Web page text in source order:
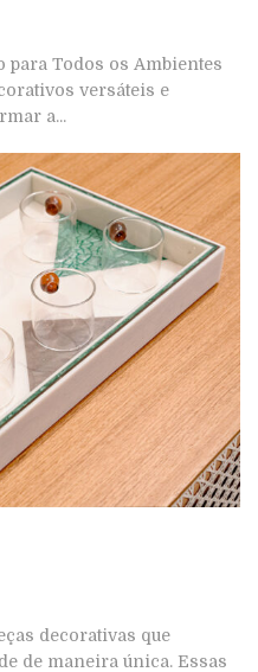
para Todos os Ambientes
versáteis e
a...
decorativas que
de maneira única. Essas